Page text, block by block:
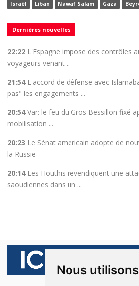
Nous
Israël Liban Nawaf Salam Gaza
Dernières nouvelles
22:22 L'Espagne impose des contrôles
voyageurs venant ...
21:54 L'accord de défense avec
pas" les engagements ...
20:54 Var: le feu du Gros Bessillon fixé
mobilisation ...
20:23 Le Sénat américain adopte de
la Russie
20:14 Les Houthis revendiquent une
saoudiennes dans un ...